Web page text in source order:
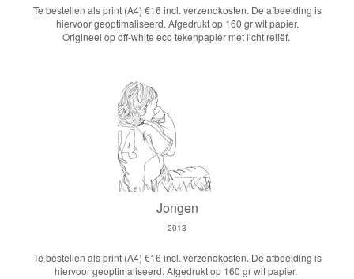
Te bestellen als print (A4) €16 incl. verzendkosten. De afbeelding is
hiervoor geoptimaliseerd. Afgedrukt op 160 gr wit papier.
Origineel op off-white eco tekenpapier met licht reliëf.
Jongen
2013
Te bestellen als print (A4) €16 incl. verzendkosten. De afbeelding is
hiervoor geoptimaliseerd. Afgedrukt op 160 gr wit papier.